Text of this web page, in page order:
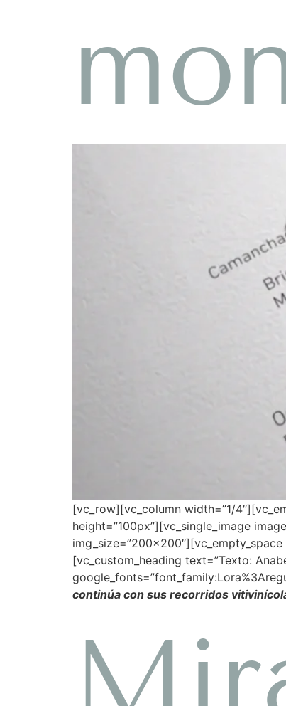
[vc_row][vc_column width=”1/
height=”100px”][vc_single_image
[vc_custom_heading text=”Texto:
continúa con sus recorridos